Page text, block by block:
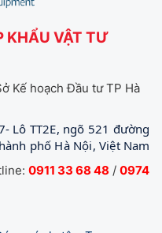
KHẨU VẬT TƯ
Kế hoạch Đầu tư TP Hà
Lô TT2E, ngõ 521 đường
phố Hà Nội, Việt Nam
0911 33 68 48 / 0974